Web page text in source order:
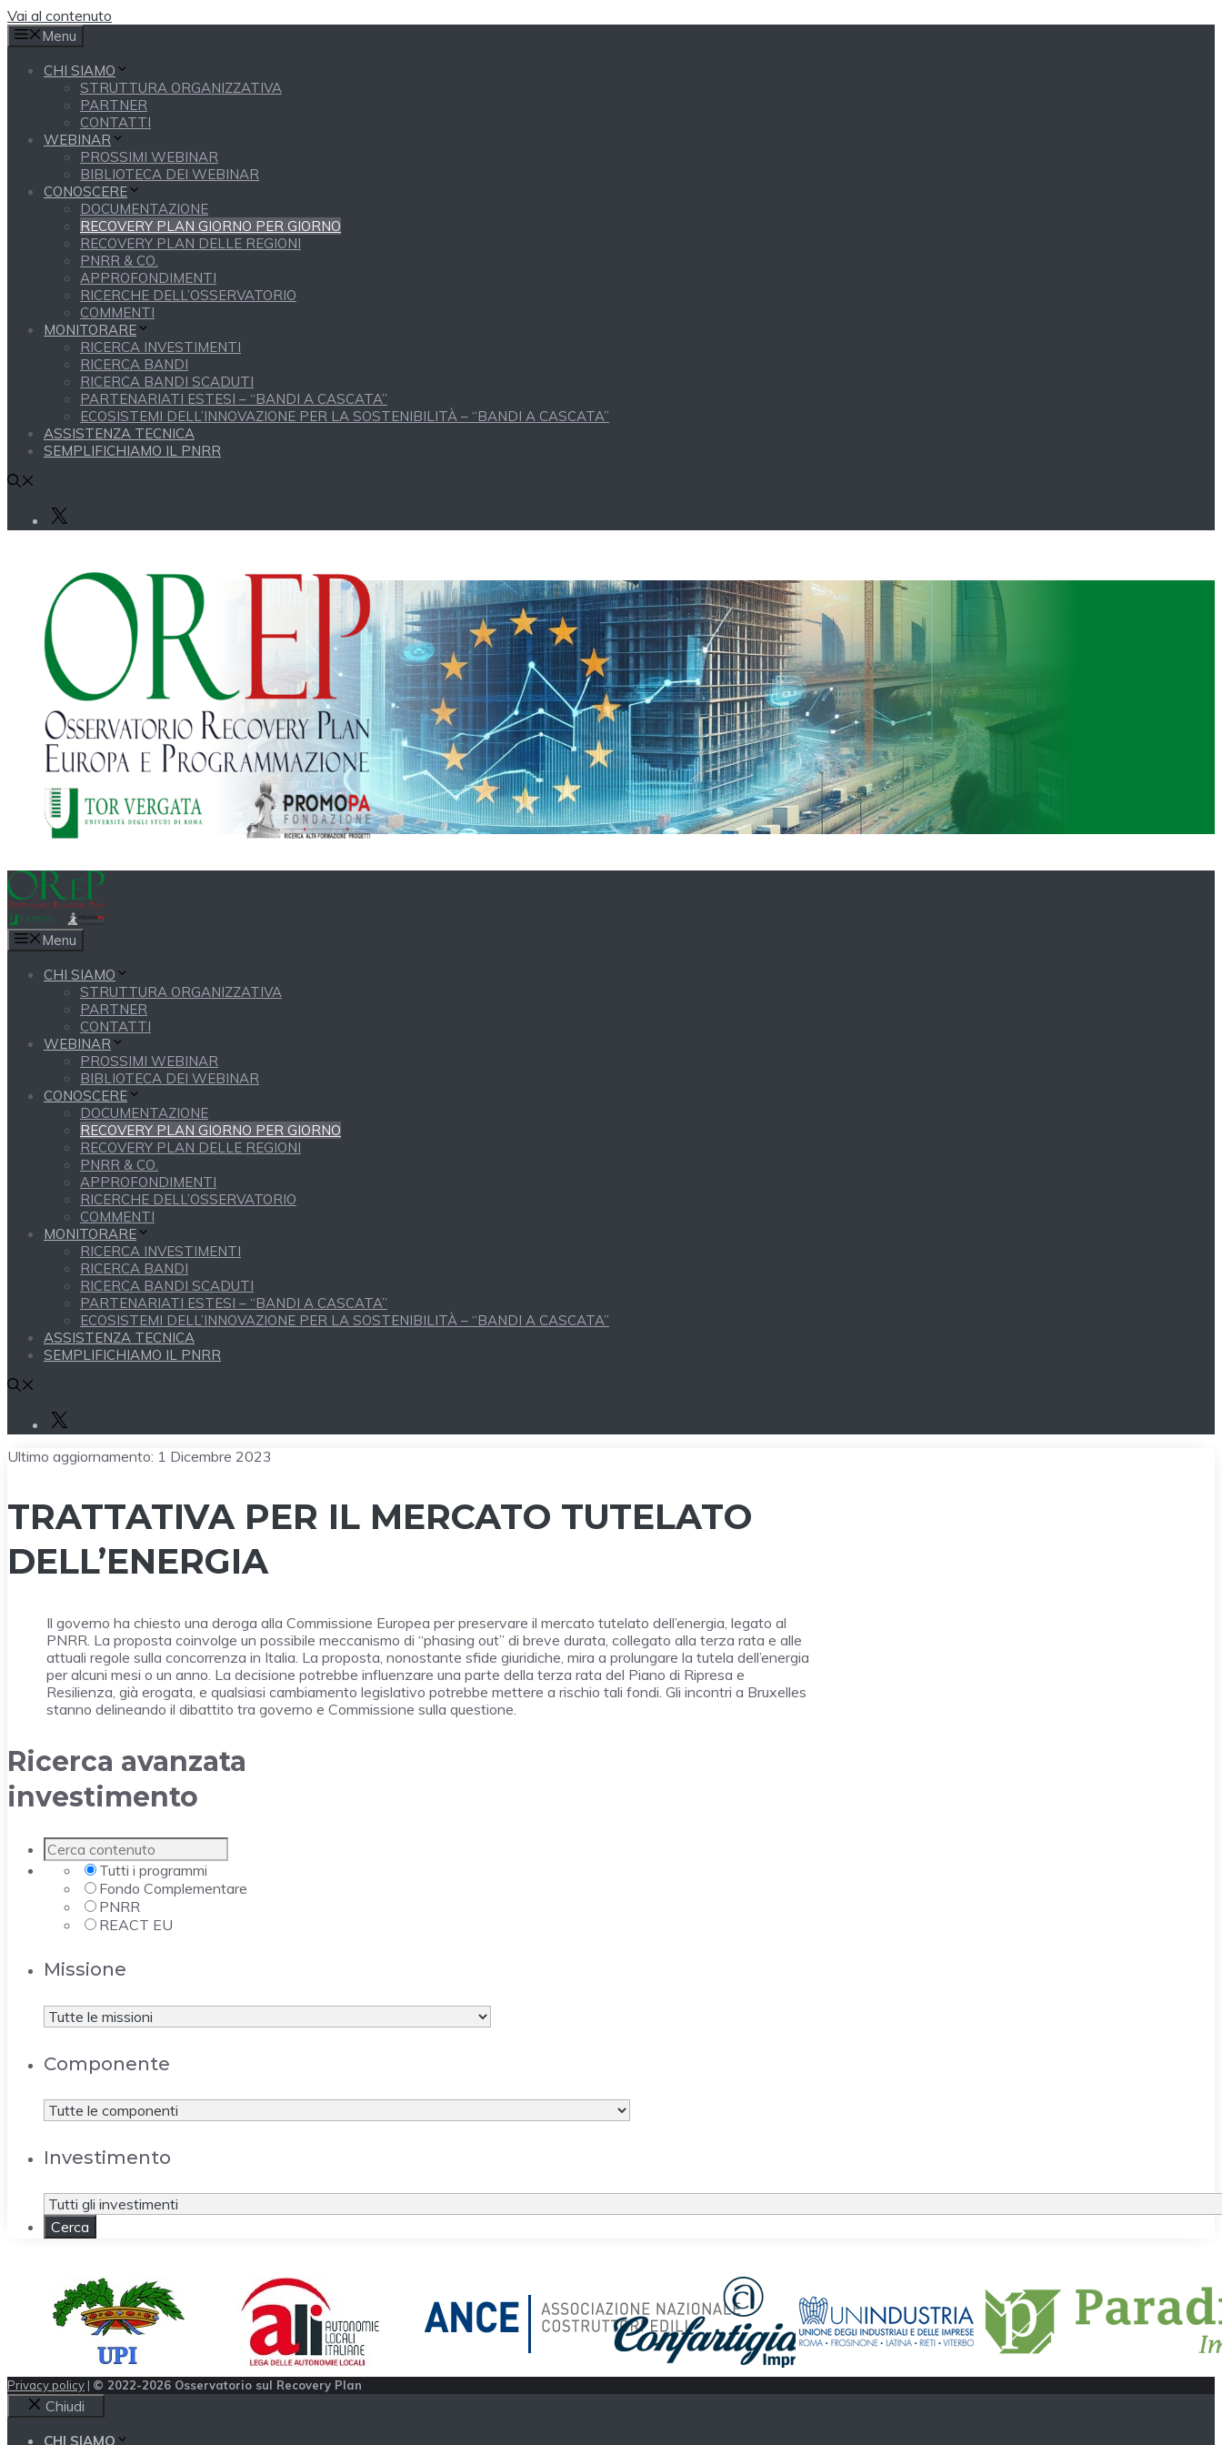
Vai al contenuto
Menu
CHI SIAMO
STRUTTURA ORGANIZZATIVA
PARTNER
CONTATTI
WEBINAR
PROSSIMI WEBINAR
BIBLIOTECA DEI WEBINAR
CONOSCERE
DOCUMENTAZIONE
RECOVERY PLAN GIORNO PER GIORNO
RECOVERY PLAN DELLE REGIONI
PNRR & CO.
APPROFONDIMENTI
RICERCHE DELL’OSSERVATORIO
COMMENTI
MONITORARE
RICERCA INVESTIMENTI
RICERCA BANDI
RICERCA BANDI SCADUTI
PARTENARIATI ESTESI – “BANDI A CASCATA”
ECOSISTEMI DELL’INNOVAZIONE PER LA SOSTENIBILITÀ – “BANDI A CASCATA”
ASSISTENZA TECNICA
SEMPLIFICHIAMO IL PNRR
Menu
CHI SIAMO
STRUTTURA ORGANIZZATIVA
PARTNER
CONTATTI
WEBINAR
PROSSIMI WEBINAR
BIBLIOTECA DEI WEBINAR
CONOSCERE
DOCUMENTAZIONE
RECOVERY PLAN GIORNO PER GIORNO
RECOVERY PLAN DELLE REGIONI
PNRR & CO.
APPROFONDIMENTI
RICERCHE DELL’OSSERVATORIO
COMMENTI
MONITORARE
RICERCA INVESTIMENTI
RICERCA BANDI
RICERCA BANDI SCADUTI
PARTENARIATI ESTESI – “BANDI A CASCATA”
ECOSISTEMI DELL’INNOVAZIONE PER LA SOSTENIBILITÀ – “BANDI A CASCATA”
ASSISTENZA TECNICA
SEMPLIFICHIAMO IL PNRR
Ultimo aggiornamento: 1 Dicembre 2023
TRATTATIVA PER IL MERCATO TUTELATO
DELL’ENERGIA
Il governo ha chiesto una deroga alla Commissione Europea per preservare il mercato tutelato dell’energia, legato al
PNRR. La proposta coinvolge un possibile meccanismo di “phasing out” di breve durata, collegato alla terza rata e alle
attuali regole sulla concorrenza in Italia. La proposta, nonostante sfide giuridiche, mira a prolungare la tutela dell’energia
per alcuni mesi o un anno. La decisione potrebbe influenzare una parte della terza rata del Piano di Ripresa e
Resilienza, già erogata, e qualsiasi cambiamento legislativo potrebbe mettere a rischio tali fondi. Gli incontri a Bruxelles
stanno delineando il dibattito tra governo e Commissione sulla questione.
Ricerca avanzata
investimento
Tutti i programmi
Fondo Complementare
PNRR
REACT EU
Missione
Componente
Investimento
Privacy policy | © 2022-2026 Osservatorio sul Recovery Plan
Chiudi
CHI SIAMO